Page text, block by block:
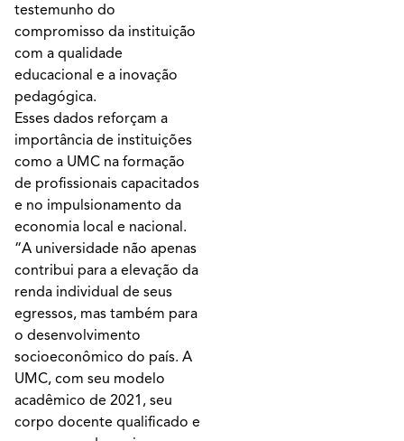
testemunho do
compromisso da instituição
com a qualidade
educacional e a inovação
pedagógica.
Esses dados reforçam a
importância de instituições
como a UMC na formação
de profissionais capacitados
e no impulsionamento da
economia local e nacional.
“A universidade não apenas
contribui para a elevação da
renda individual de seus
egressos, mas também para
o desenvolvimento
socioeconômico do país. A
UMC, com seu modelo
acadêmico de 2021, seu
corpo docente qualificado e